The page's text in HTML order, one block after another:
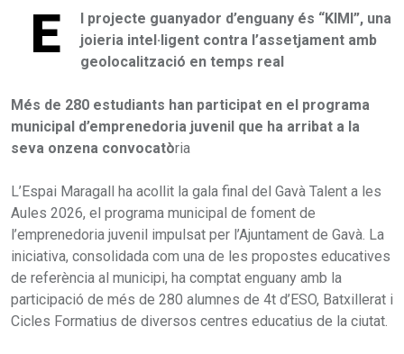
E
l projecte guanyador d’enguany és “KIMI”, una
joieria intel·ligent contra l’assetjament amb
geolocalització en temps real
Més de 280 estudiants han participat en el programa
municipal d’emprenedoria juvenil que ha arribat a la
seva onzena convocatòria
L’Espai Maragall ha acollit la gala final del Gavà Talent a les
Aules 2026, el programa municipal de foment de
l’emprenedoria juvenil impulsat per l’Ajuntament de Gavà. La
iniciativa, consolidada com una de les propostes educatives
de referència al municipi, ha comptat enguany amb la
participació de més de 280 alumnes de 4t d’ESO, Batxillerat i
Cicles Formatius de diversos centres educatius de la ciutat.